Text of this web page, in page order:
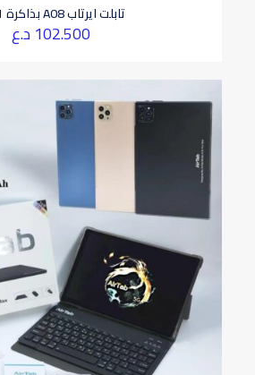
تابلت ايرتاب A08 بذاكرة 1 تيرا
102.500د.ع